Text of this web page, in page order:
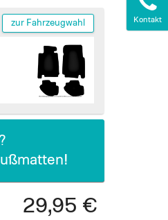
zur Fahrzeugwahl
29,95 €
Kontakt